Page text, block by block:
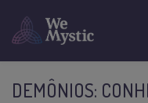
DEMÔNIOS: